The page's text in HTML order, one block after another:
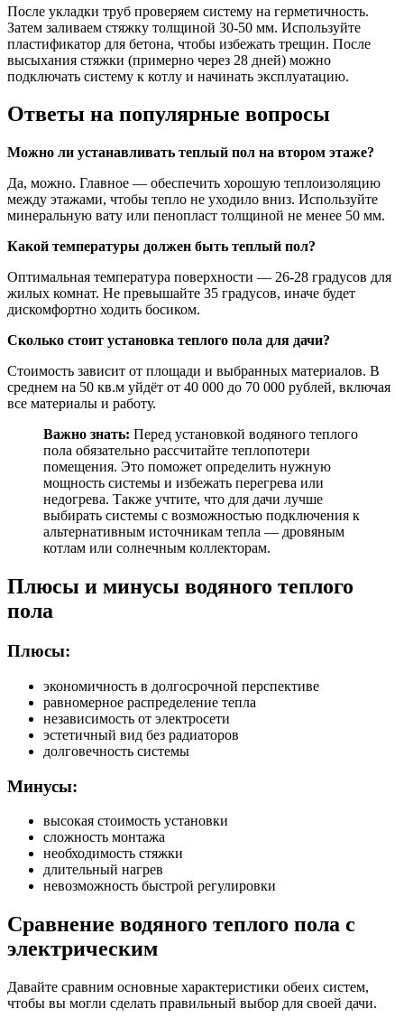
После укладки труб проверяем систему на герметичность.
Затем заливаем стяжку толщиной 30-50 мм. Используйте
пластификатор для бетона, чтобы избежать трещин. После
высыхания стяжки (примерно через 28 дней) можно
подключать систему к котлу и начинать эксплуатацию.
Ответы на популярные вопросы
Можно ли устанавливать теплый пол на втором этаже?
Да, можно. Главное — обеспечить хорошую теплоизоляцию
между этажами, чтобы тепло не уходило вниз. Используйте
минеральную вату или пенопласт толщиной не менее 50 мм.
Какой температуры должен быть теплый пол?
Оптимальная температура поверхности — 26-28 градусов для
жилых комнат. Не превышайте 35 градусов, иначе будет
дискомфортно ходить босиком.
Сколько стоит установка теплого пола для дачи?
Стоимость зависит от площади и выбранных материалов. В
среднем на 50 кв.м уйдёт от 40 000 до 70 000 рублей, включая
все материалы и работу.
Важно знать: Перед установкой водяного теплого
пола обязательно рассчитайте теплопотери
помещения. Это поможет определить нужную
мощность системы и избежать перегрева или
недогрева. Также учтите, что для дачи лучше
выбирать системы с возможностью подключения к
альтернативным источникам тепла — дровяным
котлам или солнечным коллекторам.
Плюсы и минусы водяного теплого
пола
Плюсы:
экономичность в долгосрочной перспективе
равномерное распределение тепла
независимость от электросети
эстетичный вид без радиаторов
долговечность системы
Минусы:
высокая стоимость установки
сложность монтажа
необходимость стяжки
длительный нагрев
невозможность быстрой регулировки
Сравнение водяного теплого пола с
электрическим
Давайте сравним основные характеристики обеих систем,
чтобы вы могли сделать правильный выбор для своей дачи.